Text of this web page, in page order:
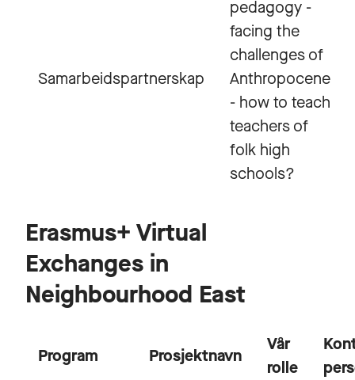
Samarbeidspartnerskap
pedagogy -
facing the
challenges of
Anthropocene
- how to teach
teachers of
folk high
schools?
Erasmus+ Virtual
Exchanges in
Neighbourhood East
Program Prosjektnavn
Vår
rolle